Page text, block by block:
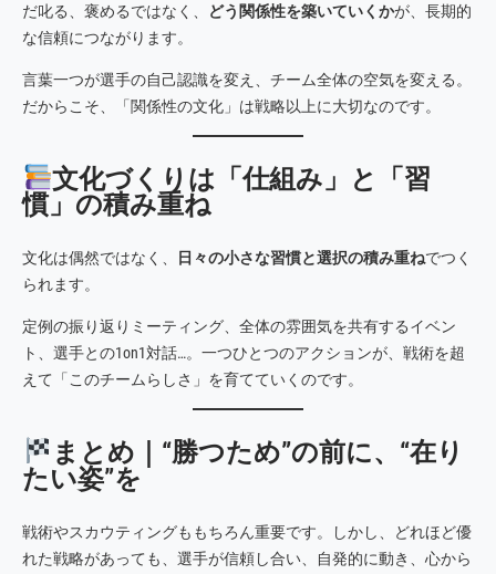
だ叱る、褒めるではなく、
どう関係性を築いていくかが、長期的
な信頼につながります。
言葉一つが選手の自己認識を変え、チーム全体の空気を変える。
だからこそ、「関係性の文化」は戦略以上に大切なのです。
文化づくりは「仕組み」と「習
慣」の積み重ね
文化は偶然ではなく、 日々の小さな習慣と選択の積み重ねでつく
られます。
定例の振り返りミーティング、全体の雰囲気を共有するイベン
ト、選手との1on1対話…。一つひとつのアクションが、戦術を超
えて「このチームらしさ」を育てていくのです。
まとめ｜“勝つため”の前に、“在り
たい姿”を
戦術やスカウティングももちろん重要です。しかし、どれほど優
れた戦略があっても、選手が信頼し合い、自発的に動き、心から